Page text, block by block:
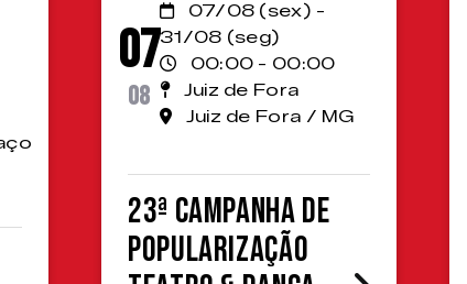
07
08
07/08 (sex) -
31/08 (seg)
00:00 - 00:00
Juiz de Fora
Juiz de Fora / MG
23ª Campanha de
Popularização